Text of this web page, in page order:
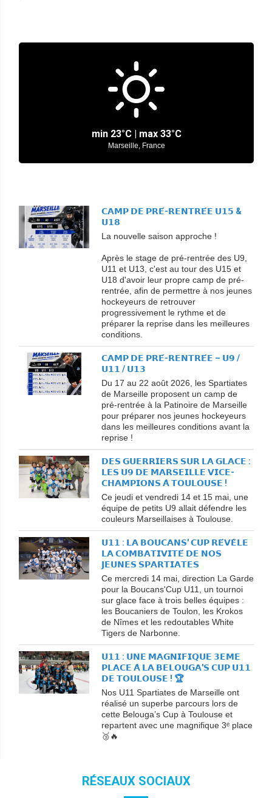
min 23°C | max 33°C
Marseille, France
𝗖𝗔𝗠𝗣 𝗗𝗘 𝗣𝗥𝗘́-𝗥𝗘𝗡𝗧𝗥𝗘́𝗘 𝗨𝟭𝟱 &
𝗨𝟭𝟴
La nouvelle saison approche !
Après le stage de pré-rentrée des U9,
U11 et U13, c'est au tour des U15 et
U18 d'avoir leur propre camp de pré-
rentrée, afin de permettre à nos jeunes
hockeyeurs de retrouver
progressivement le rythme et de
préparer la reprise dans les meilleures
conditions.
𝗖𝗔𝗠𝗣 𝗗𝗘 𝗣𝗥𝗘́-𝗥𝗘𝗡𝗧𝗥𝗘́𝗘 – 𝗨𝟵 /
𝗨𝟭𝟭 / 𝗨𝟭𝟯
Du 17 au 22 août 2026, les Spartiates
de Marseille proposent un camp de
pré-rentrée à la Patinoire de Marseille
pour préparer nos jeunes hockeyeurs
dans les meilleures conditions avant la
reprise !
𝗗𝗘𝗦 𝗚𝗨𝗘𝗥𝗥𝗜𝗘𝗥𝗦 𝗦𝗨𝗥 𝗟𝗔 𝗚𝗟𝗔𝗖𝗘 :
𝗟𝗘𝗦 𝗨𝟵 𝗗𝗘 𝗠𝗔𝗥𝗦𝗘𝗜𝗟𝗟𝗘 𝗩𝗜𝗖𝗘-
𝗖𝗛𝗔𝗠𝗣𝗜𝗢𝗡𝗦 𝗔̀ 𝗧𝗢𝗨𝗟𝗢𝗨𝗦𝗘 !
Ce jeudi et vendredi 14 et 15 mai, une
équipe de petits U9 allait défendre les
couleurs Marseillaises à Toulouse.
𝗨𝟭𝟭 : 𝗟𝗔 𝗕𝗢𝗨𝗖𝗔𝗡𝗦' 𝗖𝗨𝗣 𝗥𝗘́𝗩𝗘̀𝗟𝗘
𝗟𝗔 𝗖𝗢𝗠𝗕𝗔𝗧𝗜𝗩𝗜𝗧𝗘́ 𝗗𝗘 𝗡𝗢𝗦
𝗝𝗘𝗨𝗡𝗘𝗦 𝗦𝗣𝗔𝗥𝗧𝗜𝗔𝗧𝗘𝗦
Ce mercredi 14 mai, direction La Garde
pour la Boucans'Cup U11, un tournoi
sur glace face à trois belles équipes :
les Boucaniers de Toulon, les Krokos
de Nîmes et les redoutables White
Tigers de Narbonne.
𝗨𝟭𝟭 : 𝗨𝗡𝗘 𝗠𝗔𝗚𝗡𝗜𝗙𝗜𝗤𝗨𝗘 𝟯𝗘𝗠𝗘
𝗣𝗟𝗔𝗖𝗘 𝗔̀ 𝗟𝗔 𝗕𝗘𝗟𝗢𝗨𝗚𝗔'𝗦 𝗖𝗨𝗣 𝗨𝟭𝟭
𝗗𝗘 𝗧𝗢𝗨𝗟𝗢𝗨𝗦𝗘 ! 🏆
Nos U11 Spartiates de Marseille ont
réalisé un superbe parcours lors de
cette Belouga’s Cup à Toulouse et
repartent avec une magnifique 3ᵉ place
🥉🔥
RÉSEAUX SOCIAUX